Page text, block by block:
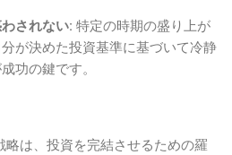
されない: 特定の時期の盛り上が
が決めた投資基準に基づいて冷静
功の鍵です。
は、投資を完結させるための羅